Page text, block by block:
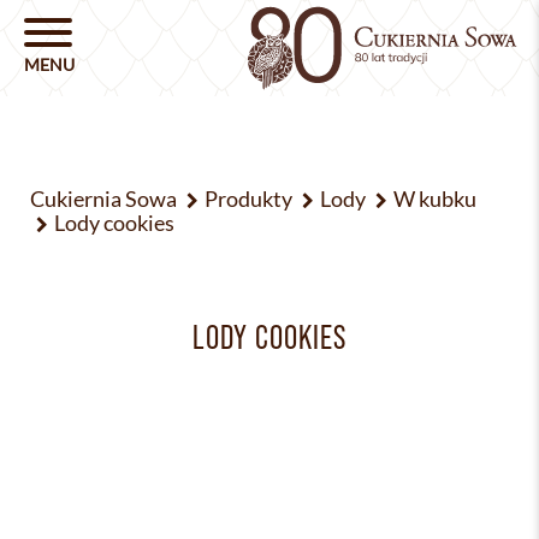
Cukiernia Sowa Produkty Lody
W kubku
Lody cookies
LODY COOKIES